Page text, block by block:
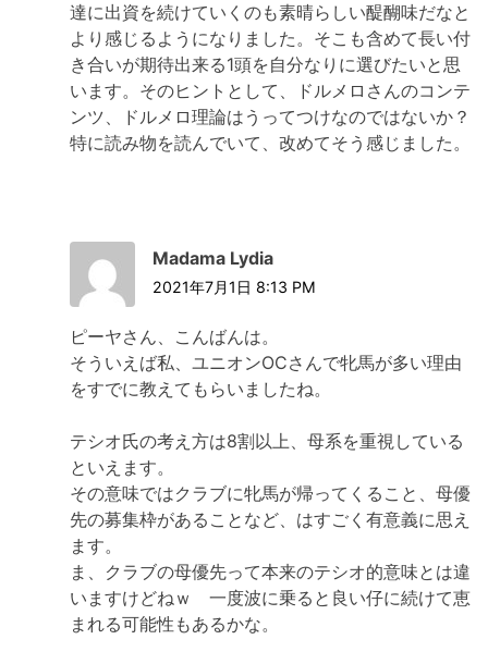
達に出資を続けていくのも素晴らしい醍醐味だなと
より感じるようになりました。そこも含めて長い付
き合いが期待出来る1頭を自分なりに選びたいと思
います。そのヒントとして、ドルメロさんのコンテ
ンツ、ドルメロ理論はうってつけなのではないか？
特に読み物を読んでいて、改めてそう感じました。
Madama Lydia
2021年7月1日 8:13 PM
ピーヤさん、こんばんは。
そういえば私、ユニオンOCさんで牝馬が多い理由
をすでに教えてもらいましたね。
テシオ氏の考え方は8割以上、母系を重視している
といえます。
その意味ではクラブに牝馬が帰ってくること、母優
先の募集枠があることなど、はすごく有意義に思え
ます。
ま、クラブの母優先って本来のテシオ的意味とは違
いますけどねｗ 一度波に乗ると良い仔に続けて恵
まれる可能性もあるかな。